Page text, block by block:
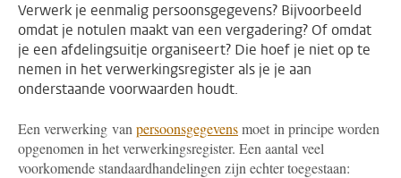
Verwerk je eenmalig persoonsgegevens? Bijvoorbeeld
omdat je notulen maakt van een vergadering? Of omdat
je een afdelingsuitje organiseert? Die hoef je niet op te
nemen in het verwerkingsregister als je je aan
onderstaande voorwaarden houdt.
Een verwerking van persoonsgegevensmoet in principe worden
opgenomen in het verwerkingsregister. Een aantal veel
voorkomende standaardhandelingen zijn echter toegestaan: